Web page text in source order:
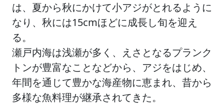
は、夏から秋にかけて小アジがとれるように
なり、秋には15cmほどに成長し旬を迎え
る。
瀬戸内海は浅瀬が多く、えさとなるプランク
トンが豊富なことなどから、アジをはじめ、
年間を通じて豊かな海産物に恵まれ、昔から
多様な魚料理が継承されてきた。